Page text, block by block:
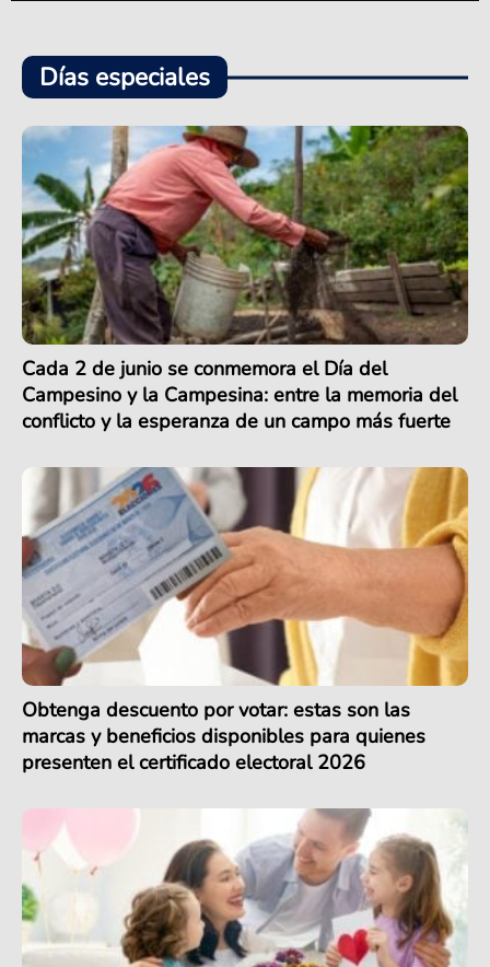
Días especiales
Cada 2 de junio se conmemora el Día del
Campesino y la Campesina: entre la memoria del
conflicto y la esperanza de un campo más fuerte
Obtenga descuento por votar: estas son las
marcas y beneficios disponibles para quienes
presenten el certificado electoral 2026